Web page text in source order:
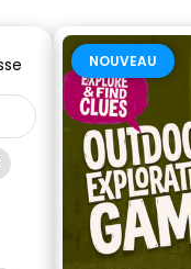
NOUVEAU